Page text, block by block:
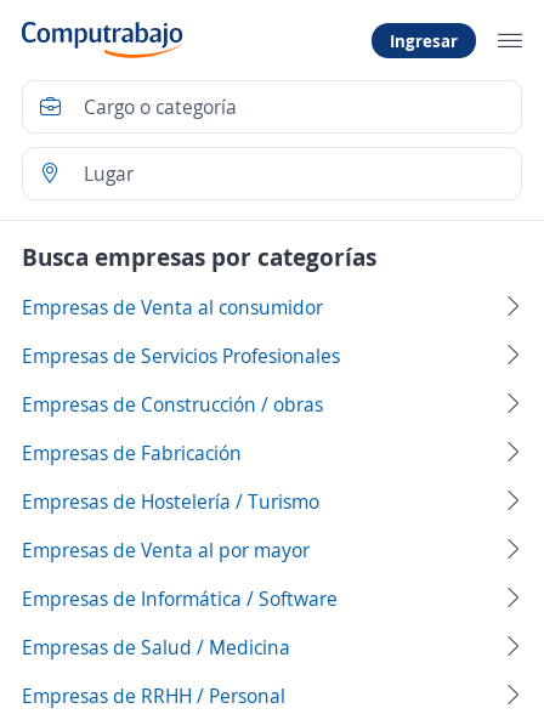
Ingresar
Busca empresas por categorías
Empresas de Venta al consumidor
Empresas de Servicios Profesionales
Empresas de Construcción / obras
Empresas de Fabricación
Empresas de Hostelería / Turismo
Empresas de Venta al por mayor
Empresas de Informática / Software
Empresas de Salud / Medicina
Empresas de RRHH / Personal